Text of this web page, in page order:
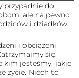
przypadnie do
ale na pewno
i dziadków.
i obciążeni
się.
kim jesteśmy, jakie
życie. Niech to